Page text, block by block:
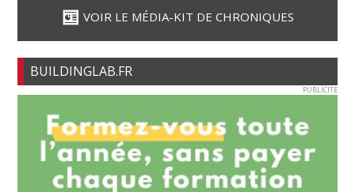
VOIR LE MÉDIA-KIT DE CHRONIQUES
BUILDINGLAB.FR
PUBLICITE